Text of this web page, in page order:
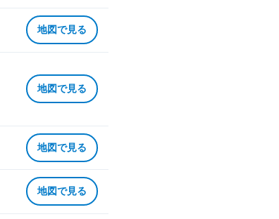
地図で見る
地図で見る
地図で見る
地図で見る